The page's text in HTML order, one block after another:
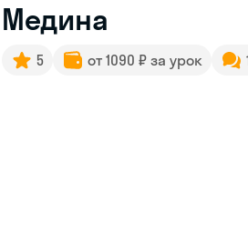
Медина
5 от 1090 ₽ за урок